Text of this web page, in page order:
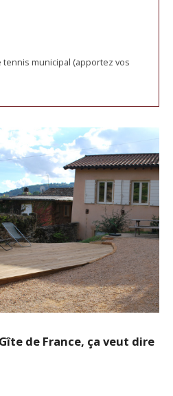
municipal (apportez vos
de France, ça veut dire